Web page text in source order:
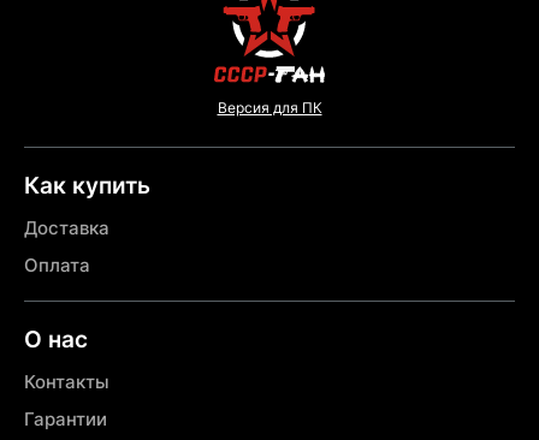
Версия для ПК
Как купить
Доставка
Оплата
О нас
Контакты
Гарантии